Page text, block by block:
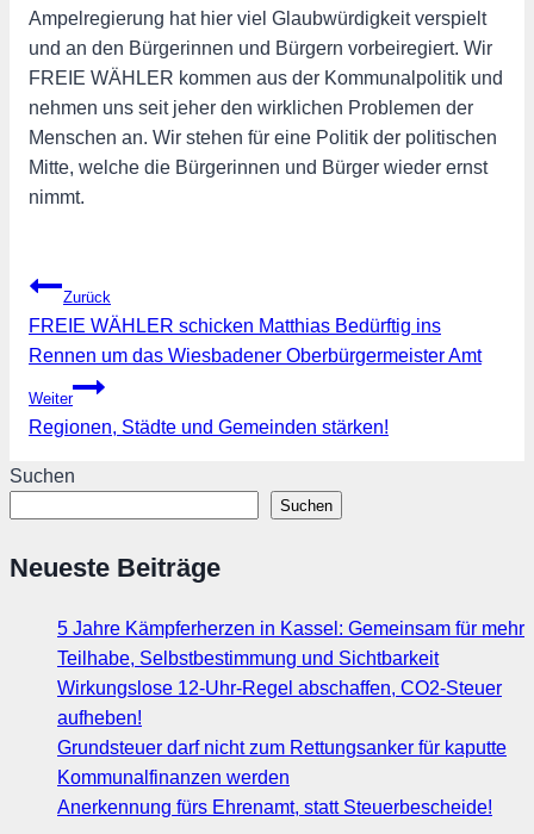
Ampelregierung hat hier viel Glaubwürdigkeit verspielt
und an den Bürgerinnen und Bürgern vorbeiregiert. Wir
FREIE WÄHLER kommen aus der Kommunalpolitik und
nehmen uns seit jeher den wirklichen Problemen der
Menschen an. Wir stehen für eine Politik der politischen
Mitte, welche die Bürgerinnen und Bürger wieder ernst
nimmt.
Beitragsnavigation
Zurück
FREIE WÄHLER schicken Matthias Bedürftig ins
Rennen um das Wiesbadener Oberbürgermeister Amt
Weiter
Regionen, Städte und Gemeinden stärken!
Suchen
Suchen
Neueste Beiträge
5 Jahre Kämpferherzen in Kassel: Gemeinsam für mehr
Teilhabe, Selbstbestimmung und Sichtbarkeit
Wirkungslose 12-Uhr-Regel abschaffen, CO2-Steuer
aufheben!
Grundsteuer darf nicht zum Rettungsanker für kaputte
Kommunalfinanzen werden
Anerkennung fürs Ehrenamt, statt Steuerbescheide!